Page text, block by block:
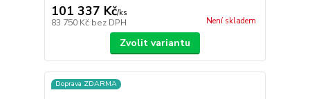
101 337 Kč/ks
83 750 Kč bez DPH Není skladem
Zvolit variantu
Doprava ZDARMA